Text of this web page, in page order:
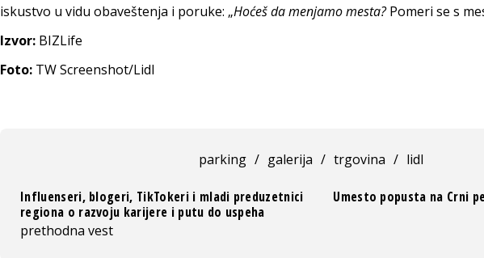
iskustvo u vidu obaveštenja i poruke: „Hoćeš da menjamo mesta?Pomeri se s
Izvor: BIZLife
Foto: TW Screenshot/Lidl
parking / galerija / trgovina / lidl
Influenseri, blogeri, TikTokeri i mladi preduzetnici
regiona o razvoju karijere i putu do uspeha
prethodna vest
Umesto popusta na Crni